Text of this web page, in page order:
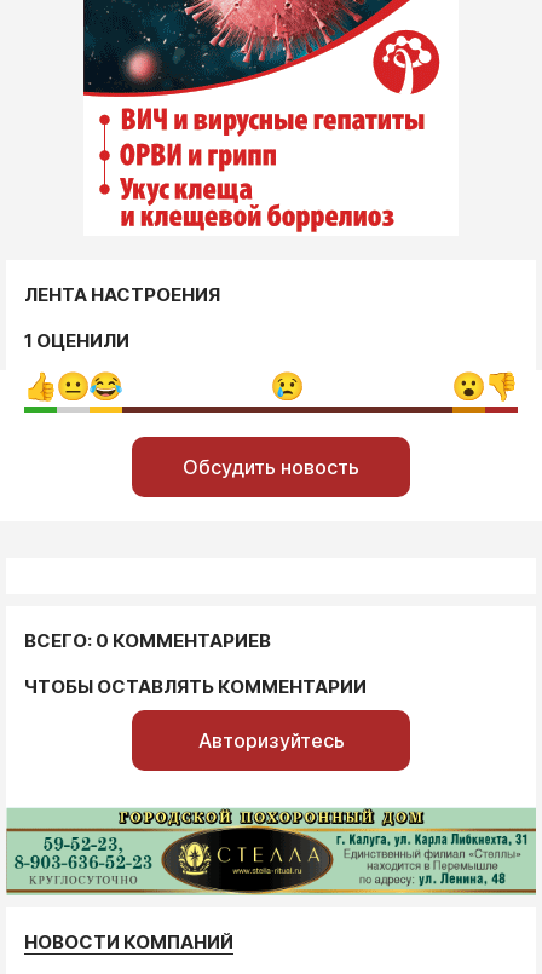
ЛЕНТА НАСТРОЕНИЯ
1 ОЦЕНИЛИ
Обсудить новость
ВСЕГО: 0 КОММЕНТАРИЕВ
ЧТОБЫ ОСТАВЛЯТЬ КОММЕНТАРИИ
Авторизуйтесь
НОВОСТИ КОМПАНИЙ